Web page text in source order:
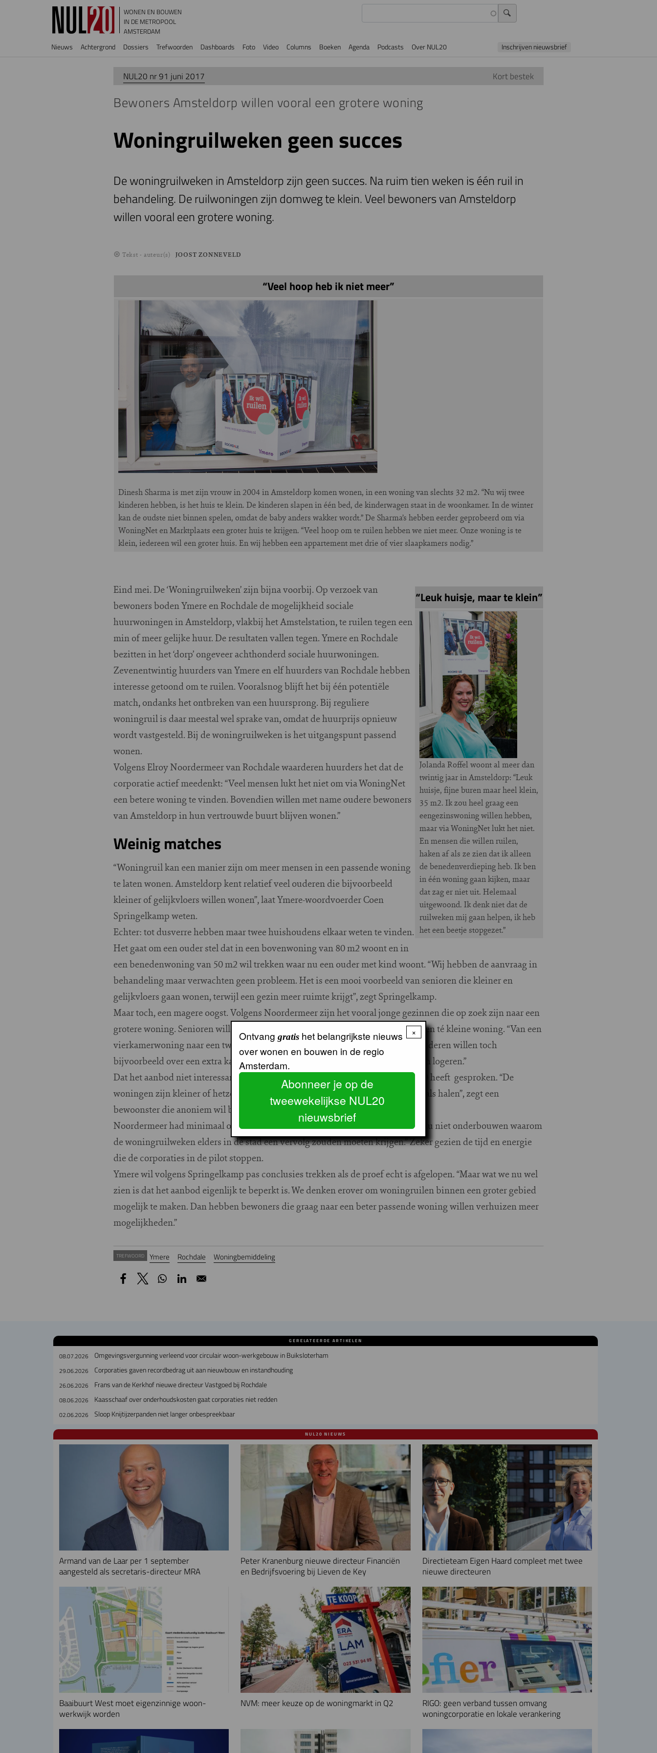
Overslaan en naar de inhoud gaan
WONEN EN BOUWEN
IN DE METROPOOL
AMSTERDAM
Hoofdnavigatie
Nieuws Achtergrond Dossiers Trefwoorden Dashboards Foto Video Columns Boeken Agenda Podcasts Over NUL20 Inschrijven nieuwsbrief
NUL20 nr 91 juni 2017 Kort bestek
Bewoners Amsteldorp willen vooral een grotere woning
Woningruilweken geen succes
De woningruilweken in Amsteldorp zijn geen succes. Na ruim tien weken is één ruil in
behandeling. De ruilwoningen zijn domweg te klein. Veel bewoners van Amsteldorp
willen vooral een grotere woning.
Tekst - auteur(s) JOOST ZONNEVELD
“Veel hoop heb ik niet meer”
Dinesh Sharma is met zijn vrouw in 2004 in Amsteldorp komen wonen, in een woning van slechts 32 m2. “Nu wij twee
kinderen hebben, is het huis te klein. De kinderen slapen in één bed, de kinderwagen staat in de woonkamer. In de winter
kan de oudste niet binnen spelen, omdat de baby anders wakker wordt.” De Sharma’s hebben eerder geprobeerd om via
WoningNet en Marktplaats een groter huis te krijgen. “Veel hoop om te ruilen hebben we niet meer. Onze woning is te
klein, iedereen wil een groter huis. En wij hebben een appartement met drie of vier slaapkamers nodig.”
“Leuk huisje, maar te klein”
Jolanda Roffel woont al meer dan
twintig jaar in Amsteldorp: “Leuk
huisje, fijne buren maar heel klein,
35 m2. Ik zou heel graag een
eengezinswoning willen hebben,
maar via WoningNet lukt het niet.
En mensen die willen ruilen,
haken af als ze zien dat ik alleen
de benedenverdieping heb. Ik ben
in één woning gaan kijken, maar
dat zag er niet uit. Helemaal
uitgewoond. Ik denk niet dat de
ruilweken mij gaan helpen, ik heb
het een beetje stopgezet.”
Eind mei. De ‘Woningruilweken’ zijn bijna voorbij. Op verzoek van
bewoners boden Ymere en Rochdale de mogelijkheid sociale
huurwoningen in Amsteldorp, vlakbij het Amstelstation, te ruilen tegen een
min of meer gelijke huur. De resultaten vallen tegen. Ymere en Rochdale
bezitten in het ‘dorp’ ongeveer achthonderd sociale huurwoningen.
Zevenentwintig huurders van Ymere en elf huurders van Rochdale hebben
interesse getoond om te ruilen. Vooralsnog blijft het bij één potentiële
match, ondanks het ontbreken van een huursprong. Bij reguliere
woningruil is daar meestal wel sprake van, omdat de huurprijs opnieuw
wordt vastgesteld. Bij de woningruilweken is het uitgangspunt passend
wonen.
Volgens Elroy Noordermeer van Rochdale waarderen huurders het dat de
corporatie actief meedenkt: “Veel mensen lukt het niet om via WoningNet
een betere woning te vinden. Bovendien willen met name oudere bewoners
van Amsteldorp in hun vertrouwde buurt blijven wonen.”
Weinig matches
“Woningruil kan een manier zijn om meer mensen in een passende woning
te laten wonen. Amsteldorp kent relatief veel ouderen die bijvoorbeeld
kleiner of gelijkvloers willen wonen”, laat Ymere-woordvoerder Coen
Springelkamp weten.
Echter: tot dusverre hebben maar twee huishoudens elkaar weten te vinden.
Het gaat om een ouder stel dat in een bovenwoning van 80 m2 woont en in
een benedenwoning van 50 m2 wil trekken waar nu een ouder met kind woont. “Wij hebben de aanvraag in
behandeling maar verwachten geen probleem. Het is een mooi voorbeeld van senioren die kleiner en
gelijkvloers gaan wonen, terwijl een gezin meer ruimte krijgt”, zegt Springelkamp.
Maar toch, een magere oogst. Volgens Noordermeer zijn het vooral jonge gezinnen die op zoek zijn naar een
grotere woning. Senioren willen wel naar een kleinere woning, maar niet naar een té kleine woning. “Van een
vierkamerwoning naar een tweekamerwoning is een te grote stap. De meeste ouderen willen toch
bijvoorbeeld over een extra kamer beschikken, voor als de kleinkinderen komen logeren.”
Dat het aanbod niet interessant is, bevestigen ook diverse bewoners die NUL20 heeft gesproken. “De
woningen zijn kleiner of hetzelfde. Dan ga je je niet een hele verhuizing op je hals halen”, zegt een
bewoonster die anoniem wil blijven.
Noordermeer had minimaal op een stuk of vijf woningruilen gehoopt: “Ik kan nu niet onderbouwen waarom
de woningruilweken elders in de stad een vervolg zouden moeten krijgen.” Zeker gezien de tijd en energie
die de corporaties in de pilot stoppen.
Ymere wil volgens Springelkamp pas conclusies trekken als de proef echt is afgelopen. “Maar wat we nu wel
zien is dat het aanbod eigenlijk te beperkt is. We denken erover om woningruilen binnen een groter gebied
mogelijk te maken. Dan hebben bewoners die graag naar een beter passende woning willen verhuizen meer
mogelijkheden.”
TREFWOORD Ymere Rochdale Woningbemiddeling
GERELATEERDE ARTIKELEN
08.07.2026 Omgevingsvergunning verleend voor circulair woon-werkgebouw in Buiksloterham
29.06.2026 Corporaties gaven recordbedrag uit aan nieuwbouw en instandhouding
26.06.2026 Frans van de Kerkhof nieuwe directeur Vastgoed bij Rochdale
08.06.2026 Kaasschaaf over onderhoudskosten gaat corporaties niet redden
02.06.2026 Sloop Knijtijzerpanden niet langer onbespreekbaar
NUL20 NIEUWS
Armand van de Laar per 1 september
aangesteld als secretaris-directeur MRA
Peter Kranenburg nieuwe directeur Financiën
en Bedrijfsvoering bij Lieven de Key
Directieteam Eigen Haard compleet met twee
nieuwe directeuren
Baaibuurt West moet eigenzinnige woon-
werkwijk worden
NVM: meer keuze op de woningmarkt in Q2
RIGO: geen verband tussen omvang
woningcorporatie en lokale verankering
×
Ontvang gratis het belangrijkste nieuws
over wonen en bouwen in de regio
Amsterdam.
Abonneer je op de
tweewekelijkse NUL20
nieuwsbrief